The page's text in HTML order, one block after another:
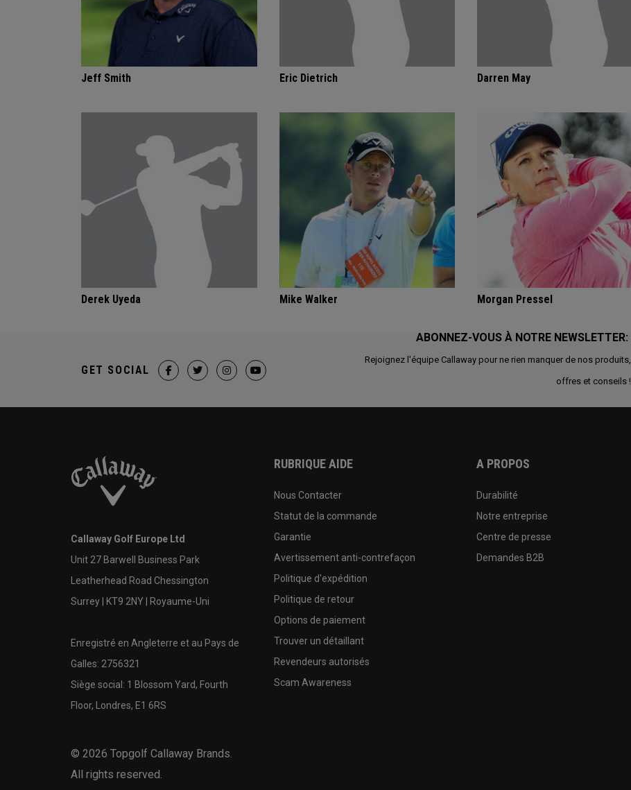
Jeff Smith Eric Dietrich Darren May
Derek Uyeda Mike Walker Morgan Pressel
ABONNEZ-VOUS À NOTRE NEWSLETTER:
Rejoignez l'équipe Callaway pour ne rien manquer de nos produits,
offres et conseils !
GET SOCIAL
Callaway Golf Europe Ltd
Unit 27 Barwell Business Park
Leatherhead Road Chessington
Surrey | KT9 2NY | Royaume-Uni
Enregistré en Angleterre et au Pays de
Galles: 2756321
Siège social: 1 Blossom Yard, Fourth
Floor, Londres, E1 6RS
© 2026 Topgolf Callaway Brands.
All rights reserved.
RUBRIQUE AIDE
Nous Contacter
Statut de la commande
Garantie
Avertissement anti-contrefaçon
Politique d'expédition
Politique de retour
Options de paiement
Trouver un détaillant
Revendeurs autorisés
Scam Awareness
A PROPOS
Durabilité
Notre entreprise
Centre de presse
Demandes B2B